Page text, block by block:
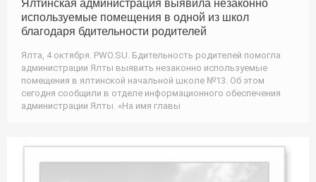
Ялтинская администрация выявила незаконно
используемые помещения в одной из школ
благодаря бдительности родителей
Ялта, 4 октября. PWO.SU. Бдительность родителей помогла
администрации Ялты выявить незаконно используемые
помещения в ялтинской начальной школе №13. Об этом
сегодня сообщили в отделе информационного обеспечения
администрации Ялты. «На имя главы